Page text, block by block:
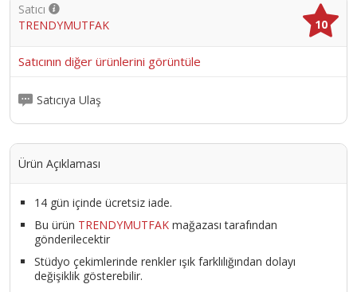
Satıcı
TRENDYMUTFAK
10
Satıcının diğer ürünlerini görüntüle
Satıcıya Ulaş
Ürün Açıklaması
14 gün içinde ücretsiz iade.
Bu ürün TRENDYMUTFAK mağazası tarafından
gönderilecektir
Stüdyo çekimlerinde renkler ışık farklılığından dolayı
değişiklik gösterebilir.